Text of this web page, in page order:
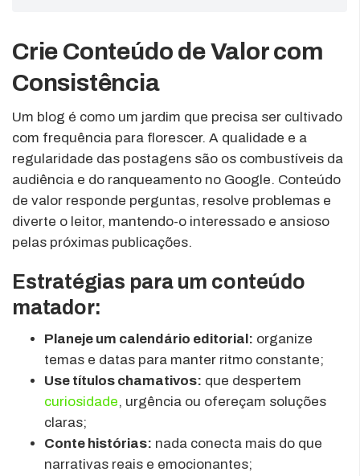
Crie Conteúdo de Valor com
Consistência
Um blog é como um jardim que precisa ser cultivado
com frequência para florescer. A qualidade e a
regularidade das postagens são os combustíveis da
audiência e do ranqueamento no Google. Conteúdo
de valor responde perguntas, resolve problemas e
diverte o leitor, mantendo-o interessado e ansioso
pelas próximas publicações.
Estratégias para um conteúdo
matador:
Planeje um calendário editorial: organize
temas e datas para manter ritmo constante;
Use títulos chamativos: que despertem
curiosidade, urgência ou ofereçam soluções
claras;
Conte histórias: nada conecta mais do que
narrativas reais e emocionantes;